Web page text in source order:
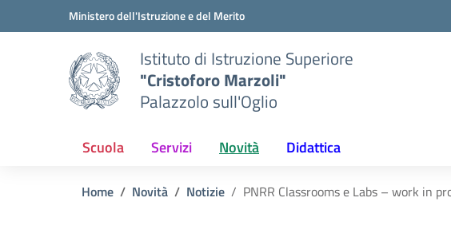
Vai ai contenuti
Vai al menu di navigazioneMinistero dell'Istruzione e del Merito
Istituto di Istruzione Superiore
"Cristoforo Marzoli"
Palazzolo sull'Oglio
Scuola Servizi Novità Didattica
Home Novità Notizie PNRR Classrooms e Labs – work in